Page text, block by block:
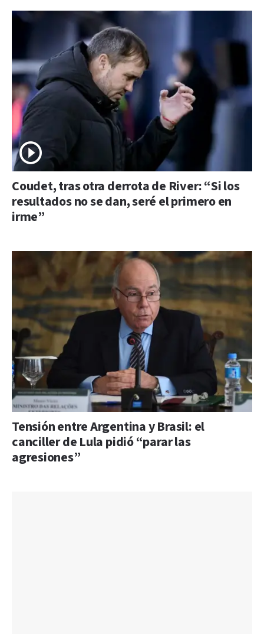
Coudet, tras otra derrota de River: “Si los
resultados no se dan, seré el primero en
irme”
Tensión entre Argentina y Brasil: el
canciller de Lula pidió “parar las
agresiones”